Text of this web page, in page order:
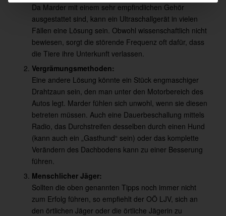
Da Marder mit einem sehr empfindlichen Gehör
ausgestattet sind, kann ein Ultraschallgerät in vielen
Fällen eine Lösung sein. Obwohl wissenschaftlich nicht
bewiesen, sorgt die störende Frequenz oft dafür, dass
die Tiere ihre Unterkunft verlassen.
Vergrämungsmethoden:
Eine andere Lösung könnte ein Stück engmaschiger
Drahtzaun sein, den man unter den Motorbereich des
Autos legt. Marder fühlen sich unwohl, wenn sie diesen
betreten müssen. Auch eine Dauerbeschallung mittels
Radio, das Durchstreifen desselben durch einen Hund
(kann auch ein „Gasthund“ sein) oder das komplette
Verändern des Dachbodens kann zu einer Besserung
führen.
Menschlicher Jäger:
Sollten die oben genannten Tipps noch immer nicht
zum Erfolg führen, so empfiehlt der OÖ LJV, sich an
den örtlichen Jäger oder die örtliche Jägerin zu